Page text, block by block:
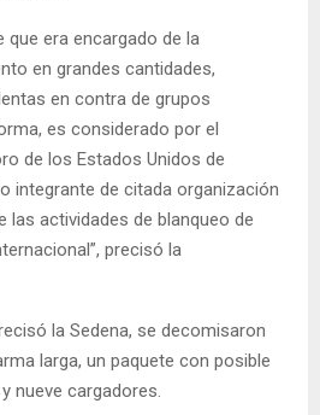
que era encargado de la
en grandes cantidades,
en contra de grupos
es considerado por el
de los Estados Unidos de
integrante de citada organización
las actividades de blanqueo de
precisó la
la Sedena, se decomisaron
larga, un paquete con posible
nueve cargadores.